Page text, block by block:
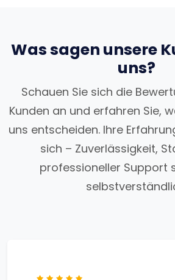
Was sagen unsere
uns?
Schauen Sie sich die
Kunden an und erfahren Sie,
uns entscheiden. Ihre
sich – Zuverlässigkeit,
professioneller Support